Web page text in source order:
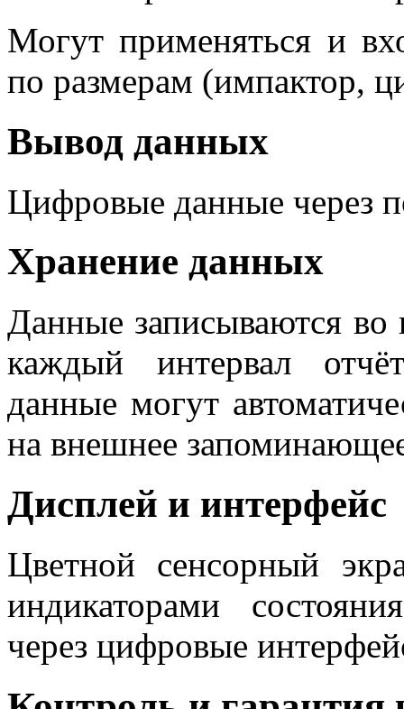
Могут применяться и
по размерам (импактор,
Вывод данных
Цифровые данные через
Хранение данных
Данные записываются во
каждый интервал
данные могут
на внешнее
Дисплей и интерфейс
Цветной сенсорный
индикаторами
через цифровые